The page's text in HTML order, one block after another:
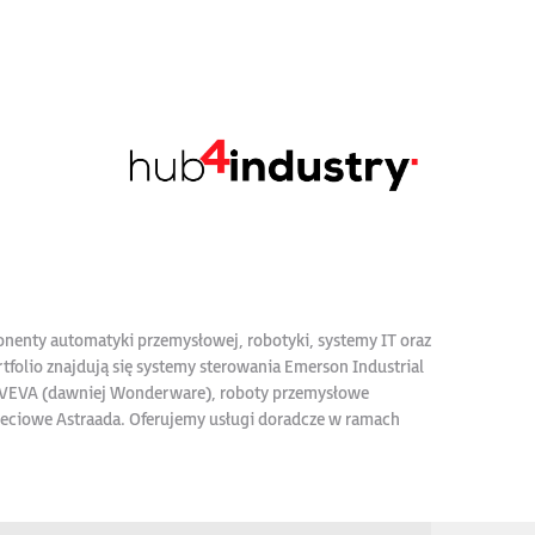
automatyki przemysłowej, robotyki, systemy IT oraz
znajdują się systemy sterowania Emerson Industrial
(dawniej Wonderware), roboty przemysłowe
Astraada. Oferujemy usługi doradcze w ramach